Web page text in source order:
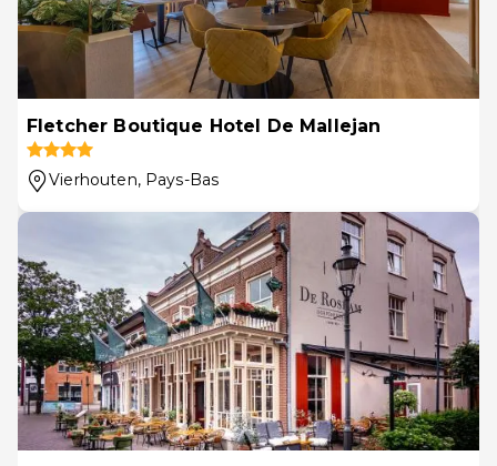
Fletcher Boutique Hotel De Mallejan
Vierhouten, Pays-Bas